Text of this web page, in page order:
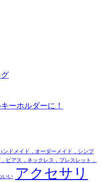
ーホルダーに！
ンドメイド，オーダーメイド，シンプ
ピアス，ネックレス，ブレスレット，
いい
アクセサリ